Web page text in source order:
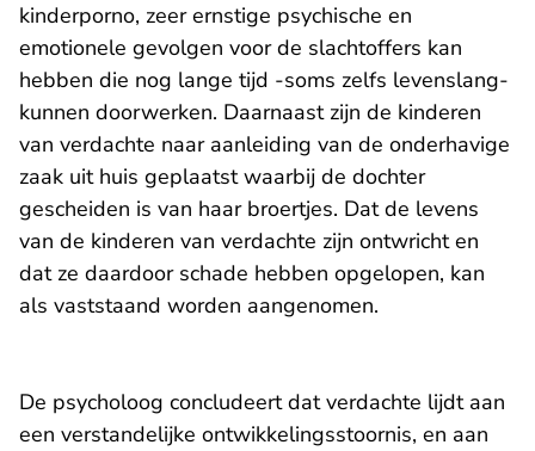
kinderporno, zeer ernstige psychische en
emotionele gevolgen voor de slachtoffers kan
hebben die nog lange tijd -soms zelfs levenslang-
kunnen doorwerken. Daarnaast zijn de kinderen
van verdachte naar aanleiding van de onderhavige
zaak uit huis geplaatst waarbij de dochter
gescheiden is van haar broertjes. Dat de levens
van de kinderen van verdachte zijn ontwricht en
dat ze daardoor schade hebben opgelopen, kan
als vaststaand worden aangenomen.
De psycholoog concludeert dat verdachte lijdt aan
een verstandelijke ontwikkelingsstoornis, en aan